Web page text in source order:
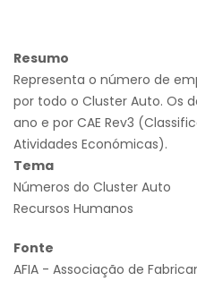
Resumo
Representa o número de
por todo o Cluster Auto. Os
ano e por CAE Rev3
Atividades Económicas).
Tema
Números do Cluster Auto
Recursos Humanos
Fonte
AFIA - Associação de